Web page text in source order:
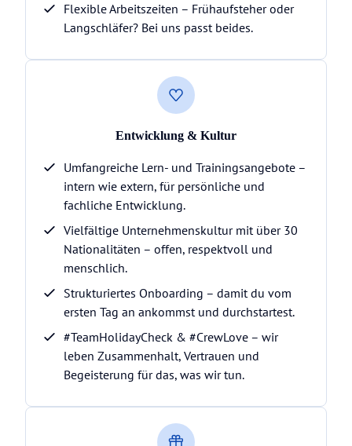
Flexible Arbeitszeiten – Frühaufsteher oder
Langschläfer? Bei uns passt beides.
Entwicklung & Kultur
Umfangreiche Lern- und Trainingsangebote –
intern wie extern, für persönliche und
fachliche Entwicklung.
Vielfältige Unternehmenskultur mit über 30
Nationalitäten – offen, respektvoll und
menschlich.
Strukturiertes Onboarding – damit du vom
ersten Tag an ankommst und durchstartest.
#TeamHolidayCheck & #CrewLove – wir
leben Zusammenhalt, Vertrauen und
Begeisterung für das, was wir tun.